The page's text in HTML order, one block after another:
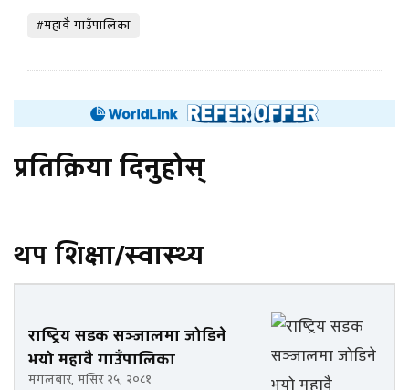
#महावै गाउँपालिका
प्रतिक्रिया दिनुहोस्
थप शिक्षा/स्वास्थ्य
राष्ट्रिय सडक सञ्जालमा जोडिने
भयो महावै गाउँपालिका
मंगलबार, मंसिर २५, २०८१